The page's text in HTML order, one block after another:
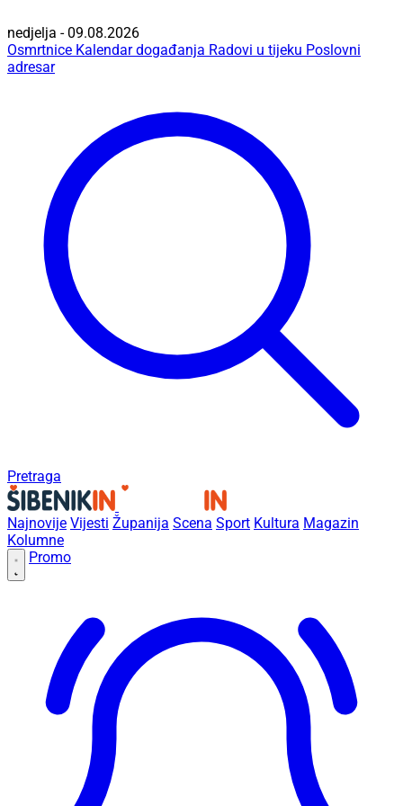
nedjelja - 09.08.2026
Osmrtnice Kalendar događanja Radovi u tijeku Poslovni
adresar
Pretraga
Najnovije Vijesti Županija Scena Sport Kultura Magazin
Kolumne
Promo